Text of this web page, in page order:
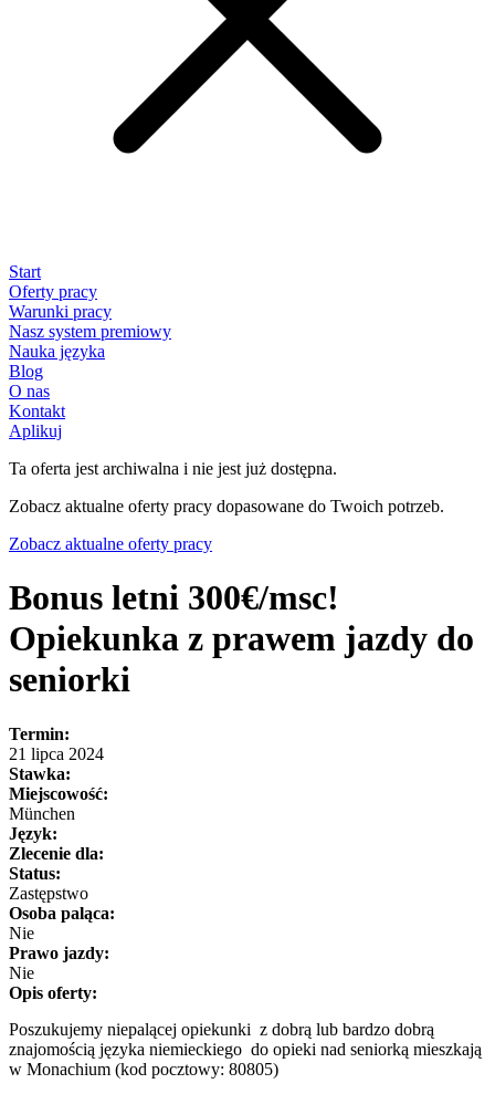
Start
Oferty pracy
Warunki pracy
Nasz system premiowy
Nauka języka
Blog
O nas
Kontakt
Aplikuj
Ta oferta jest archiwalna i nie jest już dostępna.
Zobacz aktualne oferty pracy dopasowane do Twoich potrzeb.
Zobacz aktualne oferty pracy
Bonus letni 300€/msc!
Opiekunka z prawem jazdy do
seniorki
Termin:
21 lipca 2024
Stawka:
Miejscowość:
München
Język:
Zlecenie dla:
Status:
Zastępstwo
Osoba paląca:
Nie
Prawo jazdy:
Nie
Opis oferty:
Poszukujemy niepalącej opiekunki z dobrą lub bardzo dobrą
znajomością języka niemieckiego do opieki nad seniorką mieszkają
w Monachium (kod pocztowy: 80805)